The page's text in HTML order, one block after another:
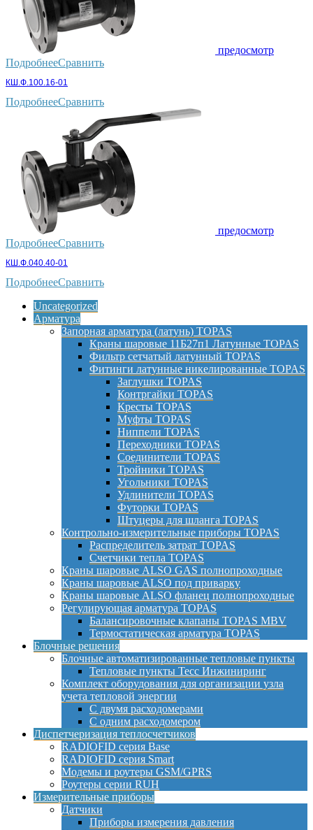
предосмотр
ПодробнееСравнить
КШ.Ф.100.16-01
ПодробнееСравнить
предосмотр
ПодробнееСравнить
КШ.Ф.040.40-01
ПодробнееСравнить
Uncategorized
Арматура
Запорная арматура (латунь) TOPAS
Краны шаровые 11Б27п1 Латунные TOPAS
Фильтр сетчатый латунный TOPAS
Фитинги латунные никелированные TOPAS
Заглушки TOPAS
Контргайки TOPAS
Кресты TOPAS
Муфты TOPAS
Ниппели TOPAS
Переходники TOPAS
Соединители TOPAS
Тройники TOPAS
Угольники TOPAS
Удлинители TOPAS
Футорки TOPAS
Штуцеры для шланга TOPAS
Контрольно-измерительные приборы TOPAS
Распределитель затрат TOPAS
Счетчики тепла TOPAS
Краны шаровые ALSO GAS полнопроходные
Краны шаровые ALSO под приварку
Краны шаровые ALSO фланец полнопроходные
Регулирующая арматура TOPAS
Балансировочные клапаны TOPAS MBV
Термостатическая арматура TOPAS
Блочные решения
Блочные автоматизированные тепловые пункты
Тепловые пункты Тесс Инжиниринг
Комплект оборудования для организации узла
учета тепловой энергии
С двумя расходомерами
С одним расходомером
Диспетчеризация теплосчетчиков
RADIOFID серия Base
RADIOFID серия Smart
Модемы и роутеры GSM/GPRS
Роутеры серии RUH
Измерительные приборы
Датчики
Приборы измерения давления